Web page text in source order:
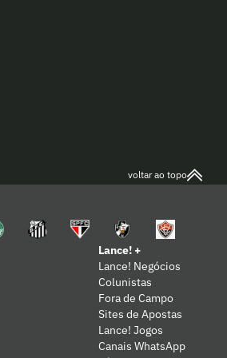
voltar ao topo
Lance! +
Lance! Negócios
Colunistas
Fora de Campo
Sites de Apostas
Lance! Jogos
Canais WhatsApp